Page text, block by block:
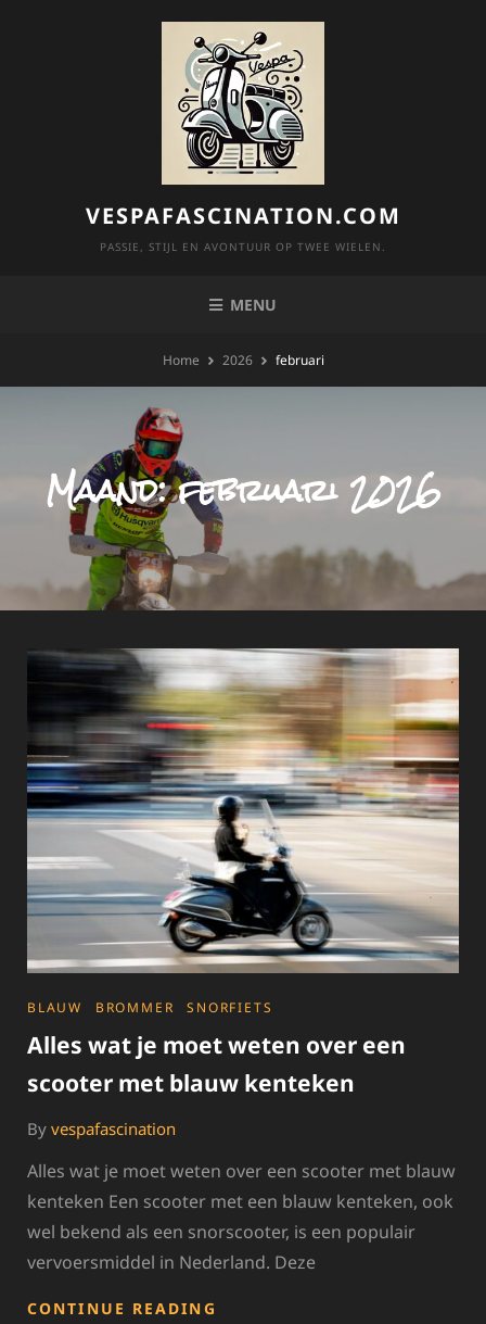
VESPAFASCINATION.COM
PASSIE, STIJL EN AVONTUUR OP TWEE WIELEN.
MENU
Home 2026 februari
Maand:februari 2026
CATEGORIES
BLAUW BROMMER SNORFIETS
Alles wat je moet weten over een
scooter met blauw kenteken
By vespafascination
Alles wat je moet weten over een scooter met blauw
kenteken Een scooter met een blauw kenteken, ook
wel bekend als een snorscooter, is een populair
vervoersmiddel in Nederland. Deze
CONTINUE READING